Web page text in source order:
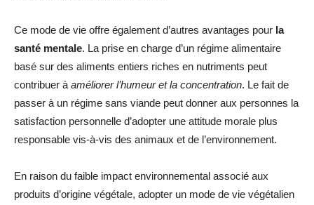
Ce mode de vie offre également d’autres avantages pour la
santé mentale. La prise en charge d’un régime alimentaire
basé sur des aliments entiers riches en nutriments peut
contribuer à améliorer l’humeur et la concentration. Le fait de
passer à un régime sans viande peut donner aux personnes la
satisfaction personnelle d’adopter une attitude morale plus
responsable vis-à-vis des animaux et de l’environnement.
En raison du faible impact environnemental associé aux
produits d’origine végétale, adopter un mode de vie végétalien